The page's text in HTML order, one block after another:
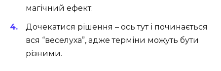
магічний ефект.
Дочекатися рішення – ось тут і починається
вся “веселуха”, адже терміни можуть бути
різними.